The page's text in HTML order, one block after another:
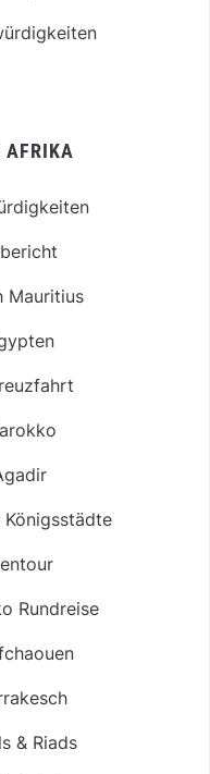
AFRIKA
Mauritius
Rundreise
& Riads